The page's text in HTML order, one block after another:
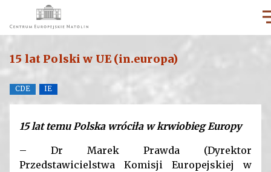
15 lat Polski w UE (in.europa)
CDE IE
15 lat temu Polska wróciła w krwiobieg Europy
– Dr Marek Prawda (Dyrektor
Przedstawicielstwa Komisji Europejskiej w